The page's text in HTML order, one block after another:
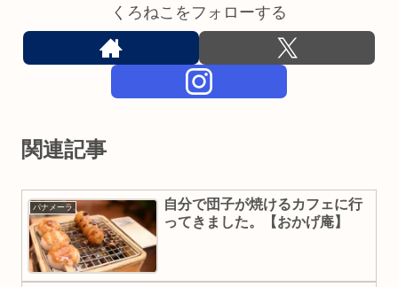
くろねこをフォローする
関連記事
パナメーラ
自分で団子が焼けるカフェに行
ってきました。【おかげ庵】